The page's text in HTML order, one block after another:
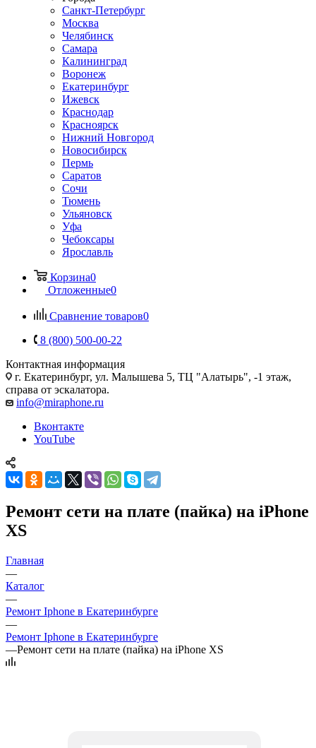
Санкт-Петербург
Москва
Челябинск
Самара
Калининград
Воронеж
Екатеринбург
Ижевск
Краснодар
Красноярск
Нижний Новгород
Новосибирск
Пермь
Саратов
Сочи
Тюмень
Ульяновск
Уфа
Чебоксары
Ярославль
Корзина0
Отложенные0
Сравнение товаров0
8 (800) 500-00-22
Контактная информация
г. Екатеринбург, ул. Малышева 5, ТЦ "Алатырь", -1 этаж,
справа от эскалатора.
info@miraphone.ru
Вконтакте
YouTube
Ремонт сети на плате (пайка) на iPhone
XS
Главная
—
Каталог
—
Ремонт Iphone в Екатеринбурге
—
Ремонт Iphone в Екатеринбурге
—Ремонт сети на плате (пайка) на iPhone XS